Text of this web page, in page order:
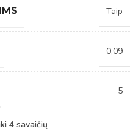
Taip
0,09
5
4 savaičių